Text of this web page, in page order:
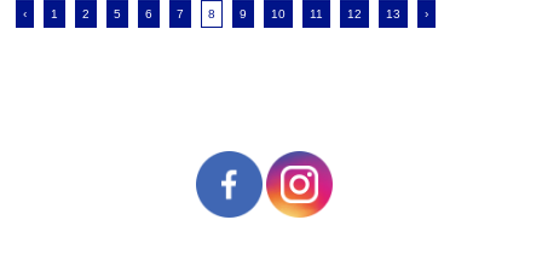
‹ 1 2 5 6 7 8 9 10 11 12 13 ›